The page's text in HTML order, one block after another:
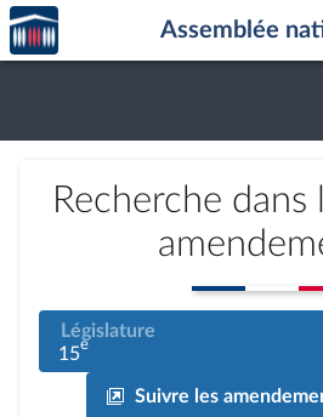
Aller au contenu
Aller en bas de la page
Accèder
à la
page
Assemblée
Recherche dans
Législature
15e
Suivre les